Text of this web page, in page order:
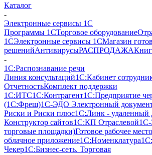
Каталог
-
Электронные сервисы 1С
Программы 1СТорговое оборудование
1СЭлектронные сервисы 1СМагазин
решенийАнтивирусыРАСПРОДАЖА
-
1С:Распознавание речи
Линия консультаций1С:Кабинет
ОтчетностьКомплект поддержки
1С:ИТС1С:Контрагент1С:Предприятие
(1С:Фреш)1С-ЭДО Электронный
Риски и Риски плюс1С:Линк - удаленный
Конструктор сайтов1С:КП Отраслевой
торговые площадки)Готовое рабочее место
облачное приложение1С:Номенклатура
Чекер1C:Бизнес-сеть. Торговая